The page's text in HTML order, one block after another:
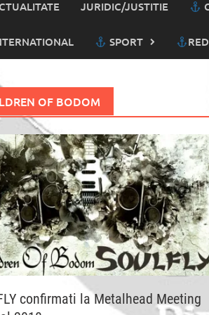
JURIDIC/JUSTITIE
SPORT
OF BODOM
confirmati la Metalhead Meeting